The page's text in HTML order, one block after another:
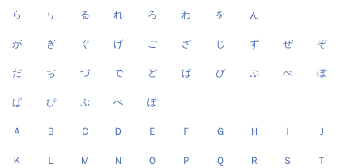
ら り る れ ろ わ を ん
が ぎ ぐ げ ご ざ じ ず ぜ ぞ
だ ぢ づ で ど ば び ぶ べ ぼ
ぱ ぴ ぷ ぺ ぽ
Ａ Ｂ Ｃ Ｄ Ｅ Ｆ Ｇ Ｈ Ｉ Ｊ
Ｋ Ｌ Ｍ Ｎ Ｏ Ｐ Ｑ Ｒ Ｓ Ｔ